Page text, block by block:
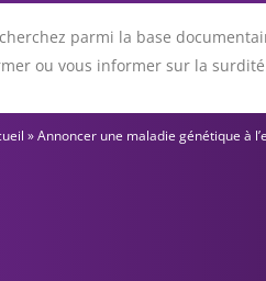
parmi la base
ou vous informer sur la
»Annoncer une maladie génétique à